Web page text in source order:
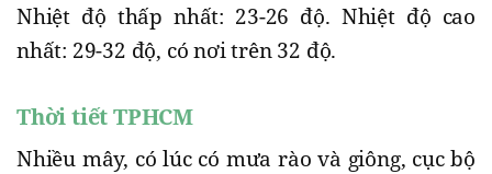
Nhiệt độ thấp nhất: 23-26 độ. Nhiệt độ cao
nhất: 29-32 độ, có nơi trên 32 độ.
Thời tiết TPHCM
Nhiều mây, có lúc có mưa rào và giông, cục bộ